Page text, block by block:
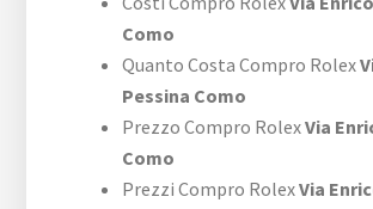
Como
Quanto Costa Compro Rolex
Pessina Como
Prezzo Compro RolexVia
Como
Prezzi Compro RolexVia